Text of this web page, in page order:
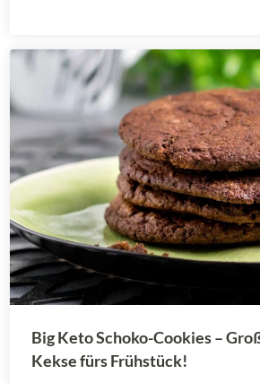
Big Keto Schoko-Cookies –
Kekse fürs Frühstück!